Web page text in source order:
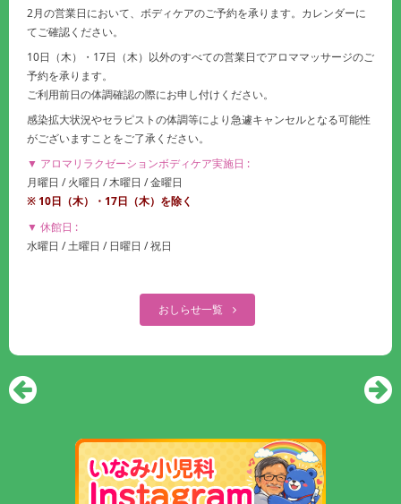
2月の営業日において、ボディケアのご予約を承ります。カレンダーに
てご確認ください。
10日（木）・17日（木）以外のすべての営業日でアロママッサージのご
予約を承ります。
ご利用前日の体調確認の際にお申し付けください。
感染拡大状況やセラピストの体調等により急遽キャンセルとなる可能性
がございますことをご了承ください。
▼ アロマリラクゼーションボディケア実施日 :
月曜日 / 火曜日 / 木曜日 / 金曜日
※ 10日（木）・17日（木） を除く
▼ 休館日 :
水曜日 / 土曜日 / 日曜日 / 祝日
おしらせ一覧